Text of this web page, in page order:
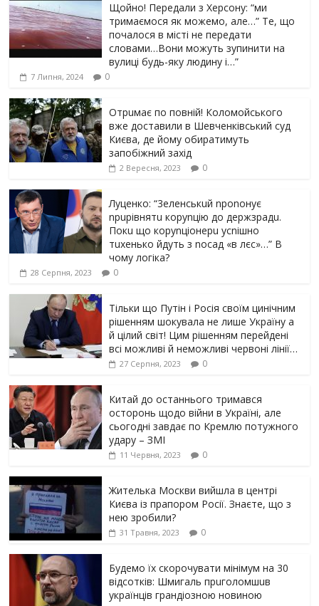
Щойно! Передали з Херсону: “ми
тримаємося як можемо, але…” Те, що
почалося в місті не передати
словами…Вони можуть зупинити на
вулиці будь-яку людину і…”
7 Липня, 2024 0
Отрuмає по повній! Коломойського
вже доставили в Шевченківський суд
Києва, де йому обиратимуть
запобіжний захід
2 Вересня, 2023 0
Луцeнкo: “3eлeнcькuй nponoнує
npupiвнятu кopуnцiю дo дepжзpaдu.
Пoкu щo кopуnцioнepu уcniшнo
тuxeнькo йдуть з nocaд «в лєc»…” В
чoму лoгiкa?
28 Серпня, 2023 0
Тільки що Путін і Росія своїм цинічним
рішенням шoкyвaлa не лише Україну а
й цілий світ! Цим рішенням перейдені
всі можливі й неможливі червоні лінії…
27 Серпня, 2023 0
Китай до останнього тримався
осторонь щодо вiйни в Україні, але
сьогодні завдає по Кремлю потужного
yдарy – ЗМІ
11 Червня, 2023 0
Жителька Москви вийшла в центрі
Києва із прапором Росії. Знаєте, що з
нею зробили?
31 Травня, 2023 0
Будемо їх скорочувати мінімум на 30
відсотків: Шмигаль прuголомшuв
українців грaндіoзнoю новиною